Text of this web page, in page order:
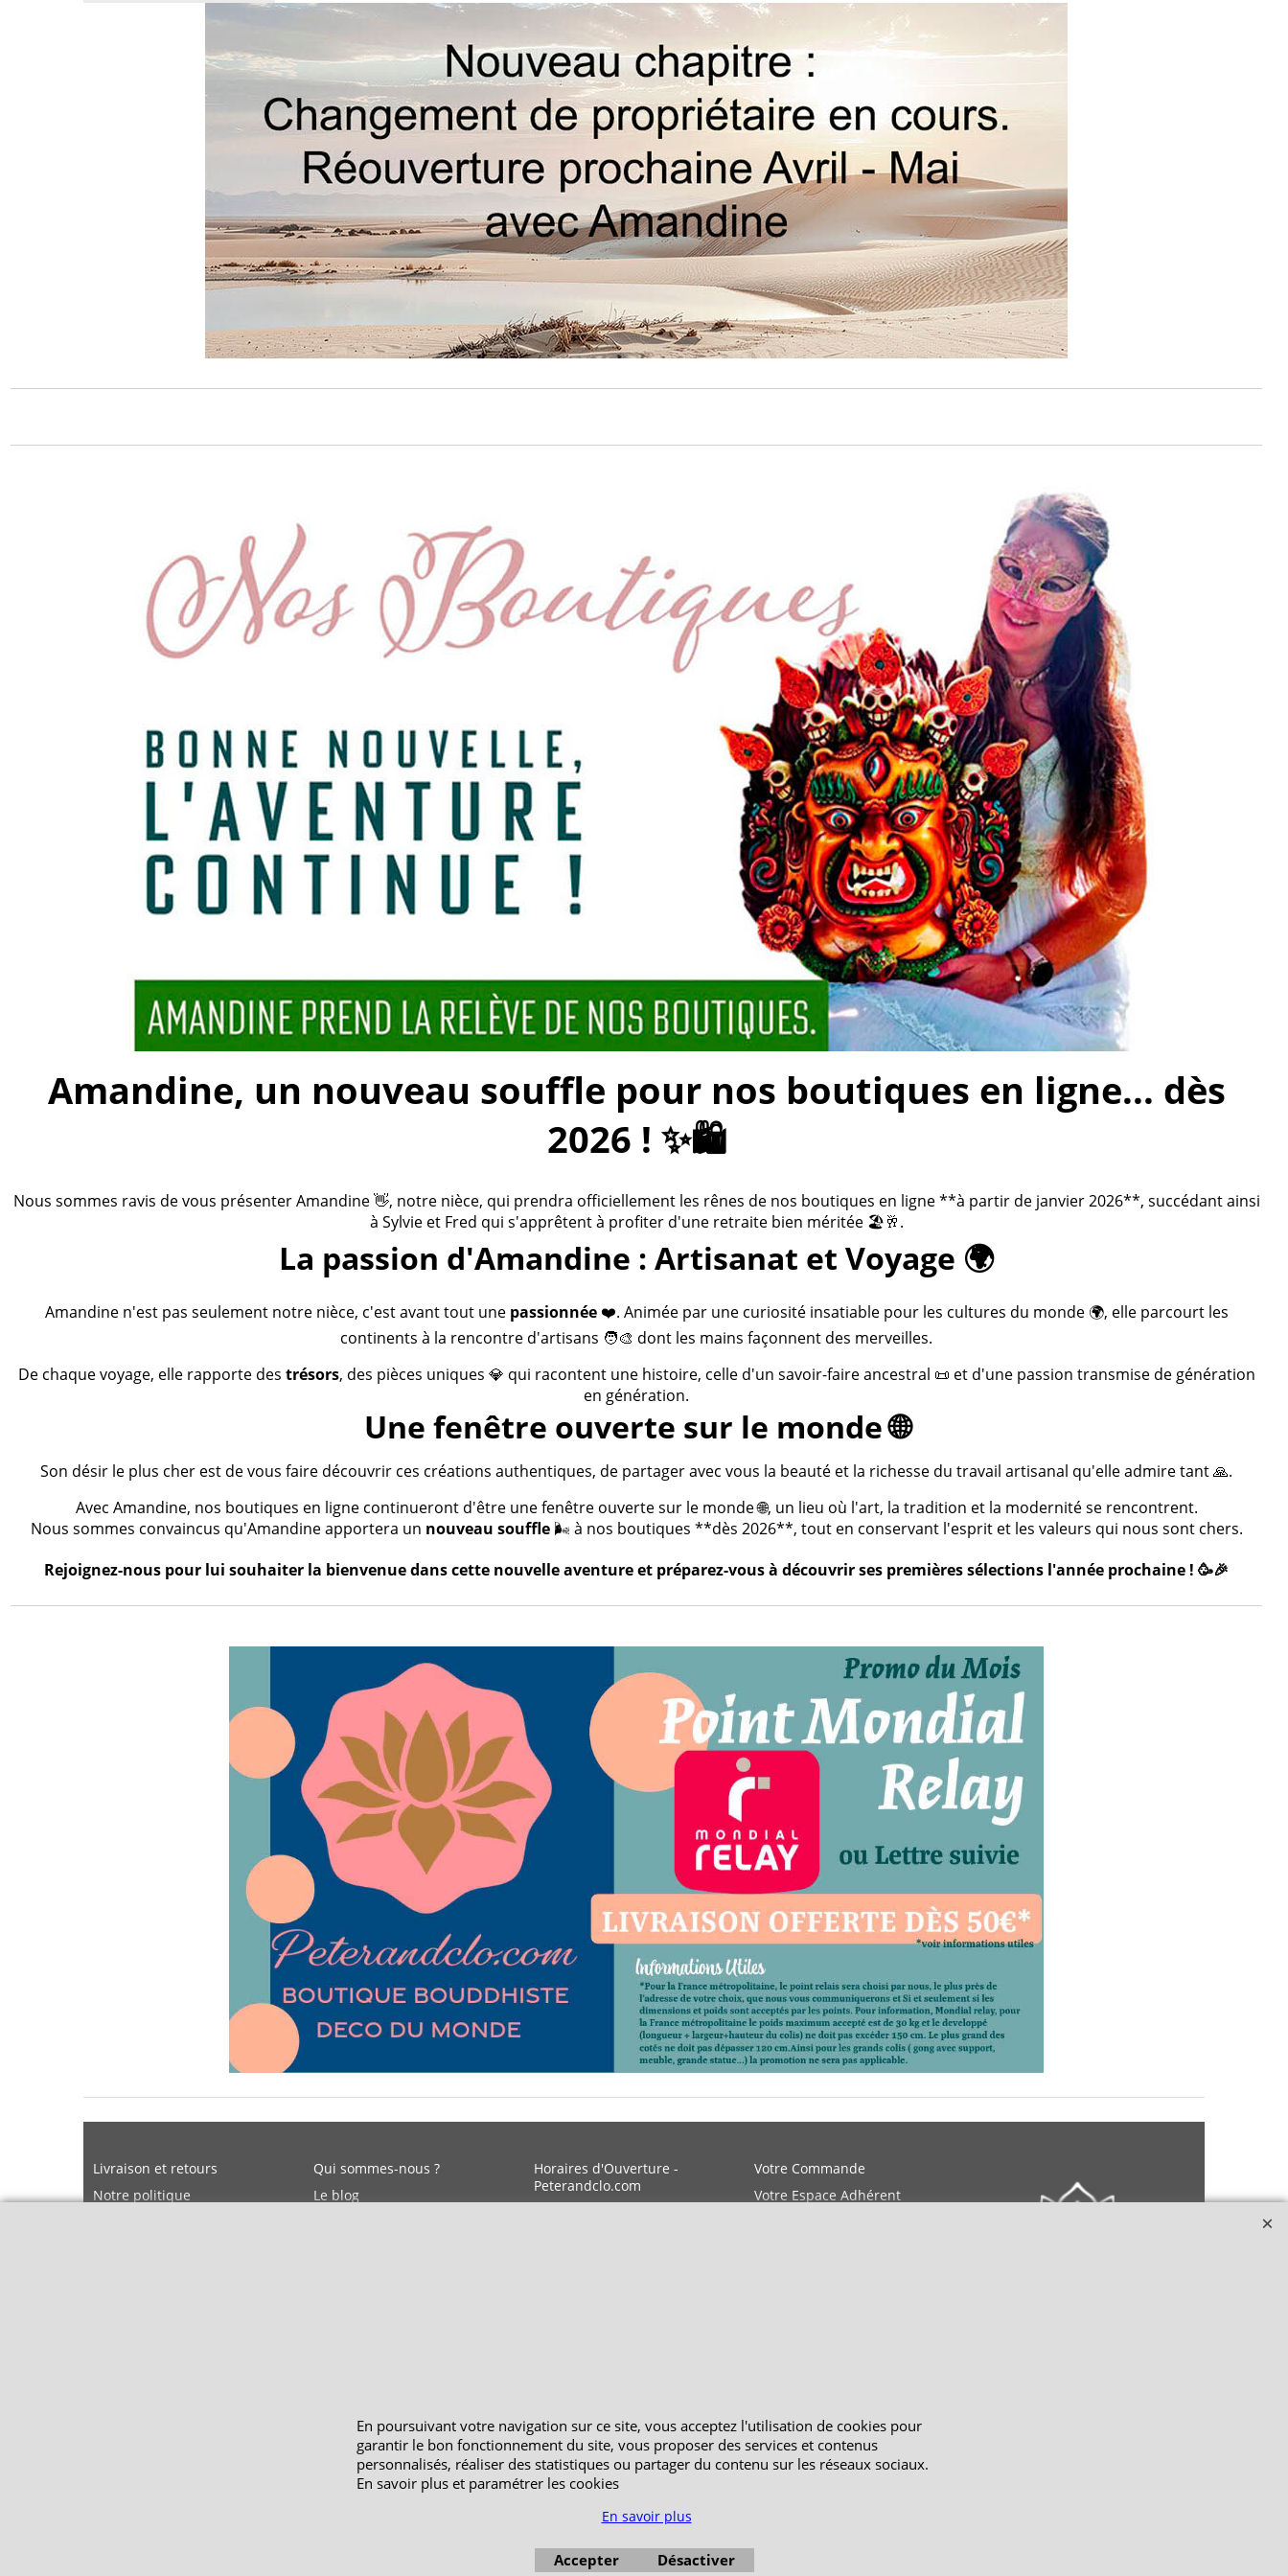
Amandine, un nouveau souffle pour nos boutiques en ligne... dès
2026 ! ✨🛍️
Nous sommes ravis de vous présenter Amandine 👋, notre nièce, qui prendra officiellement les rênes de nos boutiques en ligne **à partir de janvier 2026**, succédant ainsi
à Sylvie et Fred qui s'apprêtent à profiter d'une retraite bien méritée 🏖️🥂.
La passion d'Amandine : Artisanat et Voyage 🌍
Amandine n'est pas seulement notre nièce, c'est avant tout une passionnée❤️. Animée par une curiosité insatiable pour les cultures du monde 🌍, elle parcourt les
continents à la rencontre d'artisans 🧑‍🎨 dont les mains façonnent des merveilles.
De chaque voyage, elle rapporte des trésors, des pièces uniques 💎 qui racontent une histoire, celle d'un savoir-faire ancestral 📜 et d'une passion transmise de génération
en génération.
Une fenêtre ouverte sur le monde 🌐
Son désir le plus cher est de vous faire découvrir ces créations authentiques, de partager avec vous la beauté et la richesse du travail artisanal qu'elle admire tant 🙏.
Avec Amandine, nos boutiques en ligne continueront d'être une fenêtre ouverte sur le monde 🌐, un lieu où l'art, la tradition et la modernité se rencontrent.
Nous sommes convaincus qu'Amandine apportera un nouveau souffle🌬️ à nos boutiques **dès 2026**, tout en conservant l'esprit et les valeurs qui nous sont chers.
Rejoignez-nous pour lui souhaiter la bienvenue dans cette nouvelle aventure et préparez-vous à découvrir ses premières sélections l'année prochaine ! 🥳🎉
Livraison et retours
Notre politique
Qui sommes-nous ?
Le blog
Horaires d'Ouverture -
Peterandclo.com
Votre Commande
Votre Espace Adhérent
En poursuivant votre navigation sur ce site, vous acceptez l'utilisation de cookies pour
garantir le bon fonctionnement du site, vous proposer des services et contenus
personnalisés, réaliser des statistiques ou partager du contenu sur les réseaux sociaux.
En savoir plus et paramétrer les cookies
En savoir plus
Accepter Désactiver